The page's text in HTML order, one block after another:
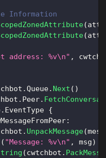
Information
(attr
(attr
address: %v\n" ,
.Queue. Next ( )
. Peer.
. EventType {
:
. UnpackMessage(
( "Message: %v\n" , msg)
(cwtchbot .